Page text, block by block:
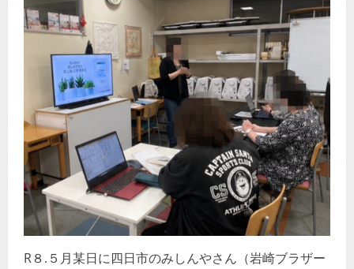
R８.５月某日に四日市のみしんやさん（岩崎ブラザー